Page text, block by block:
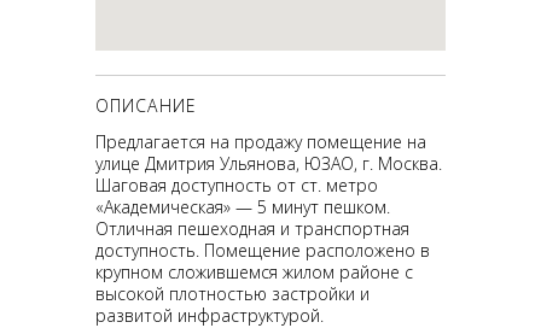
ОПИСАНИЕ
Предлагается на продажу помещение на
улице Дмитрия Ульянова, ЮЗАО, г. Москва.
Шаговая доступность от ст. метро
«Академическая» — 5 минут пешком.
Отличная пешеходная и транспортная
доступность. Помещение расположено в
крупном сложившемся жилом районе с
высокой плотностью застройки и
развитой инфраструктурой.